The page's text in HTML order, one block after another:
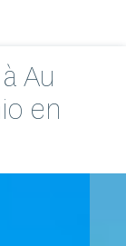
à Au
en